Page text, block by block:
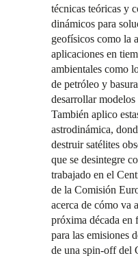
técnicas teóricas y
dinámicos para
geofísicos como la
aplicaciones en
ambientales como
de petróleo y
desarrollar
También aplico
astrodinámica,
destruir satélites
que se desintegre
trabajado en el
de la Comisión
acerca de cómo va
próxima década en
para las emisiones
de una spin-off del